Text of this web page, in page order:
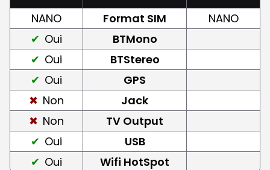
NANO Format SIM
NANO
Oui
BTMono
Oui
BTStereo
Oui
GPS
Non
Jack
Non
TV Output
Oui
USB
Oui
Wifi HotSpot